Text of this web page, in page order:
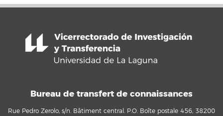
Bureau de transfert de connaissances
Rue Pedro Zerolo, s/n. Bâtiment central. P.O. Boîte postale 456, 38200